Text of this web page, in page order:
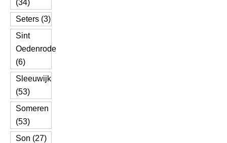
(34)
Seters (3)
Sint
Oedenrode
(6)
Sleeuwijk
(53)
Someren
(53)
Son (27)